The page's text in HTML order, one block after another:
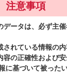
注意事項
データは、必ず主
されている情報の
容の正確性および
に基づいて被った